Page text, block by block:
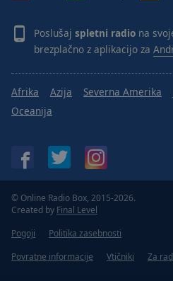
Poslušaj spletni radio na
brezplačno z aplikacijo za
Afrika Azija Severna Amerika
Oceanija
© Online Radio Box, 2015-2026.
Created by Final Level
Pogoji
Politika zasebnosti
Povratne informacije
Vtičniki Za